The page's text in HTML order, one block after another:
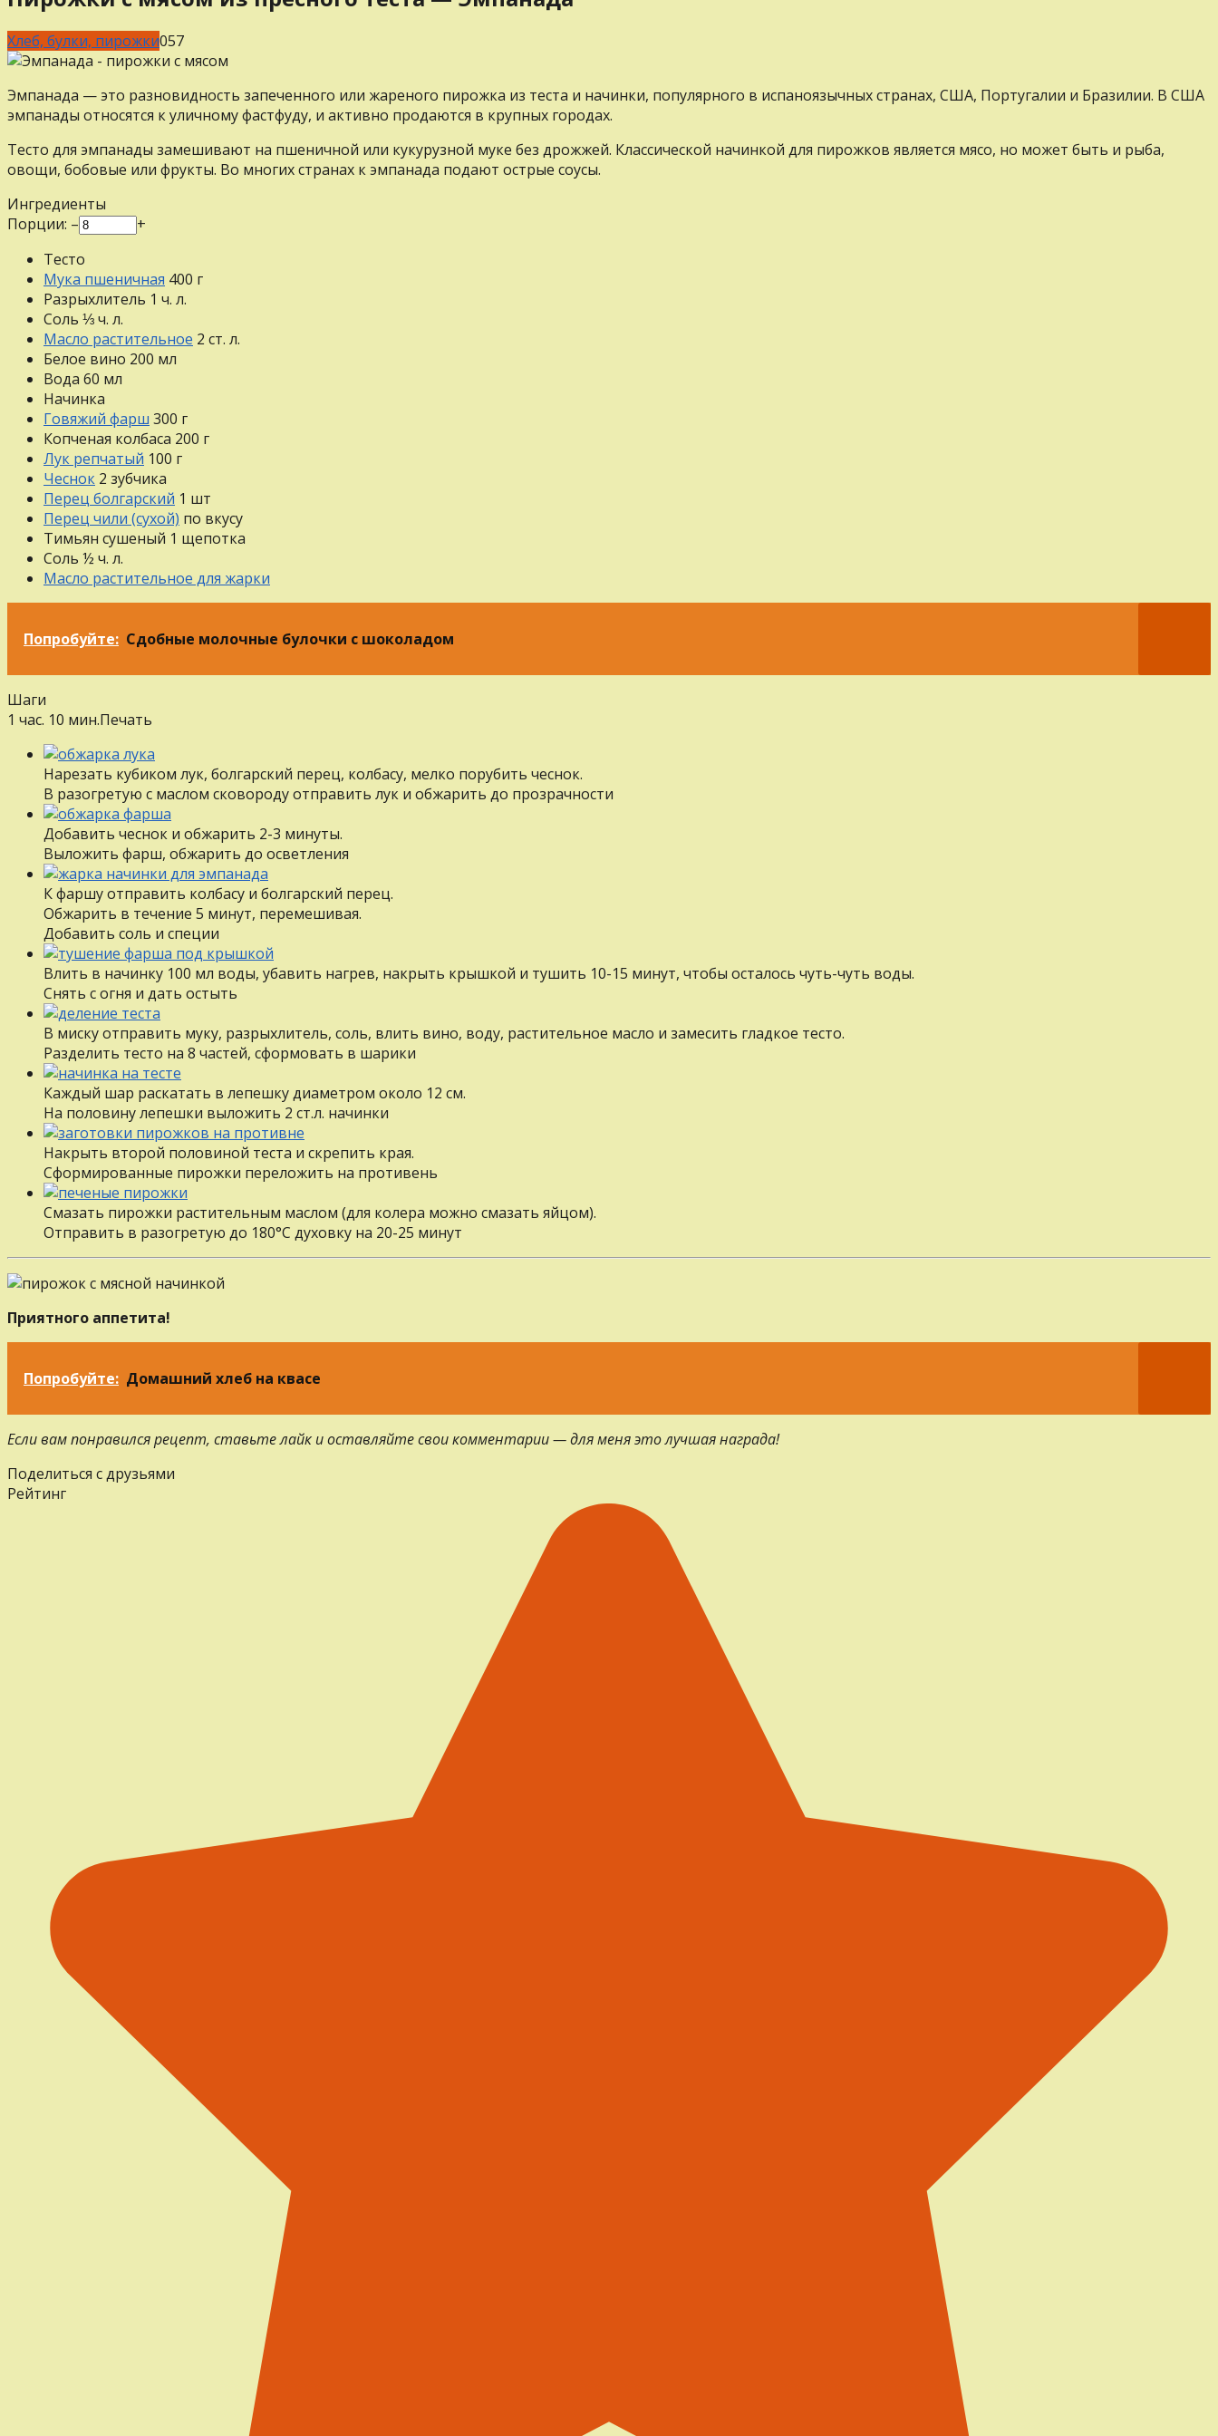
Хлеб, булки, пирожки057
Эмпанада — это разновидность запеченного или жареного пирожка из теста и начинки, популярного в испаноязычных странах, США, Португалии и Бразилии. В США
эмпанады относятся к уличному фастфуду, и активно продаются в крупных городах.
Тесто для эмпанады замешивают на пшеничной или кукурузной муке без дрожжей. Классической начинкой для пирожков является мясо, но может быть и рыба,
овощи, бобовые или фрукты. Во многих странах к эмпанада подают острые соусы.
Ингредиенты
Порции: –
+
Тесто
Мука пшеничная 400 г
Разрыхлитель 1 ч. л.
Соль ⅓ч. л.
Масло растительное 2 ст. л.
Белое вино 200 мл
Вода 60 мл
Начинка
Говяжий фарш 300 г
Копченая колбаса 200 г
Лук репчатый 100 г
Чеснок 2 зубчика
Перец болгарский 1 шт
Перец чили (сухой) по вкусу
Тимьян сушеный 1 щепотка
Соль ½ ч. л.
Масло растительное для жарки
Попробуйте: Сдобные молочные булочки с шоколадом
Шаги
1 час. 10 мин.Печать
Нарезать кубиком лук, болгарский перец, колбасу, мелко порубить чеснок.
В разогретую с маслом сковороду отправить лук и обжарить до прозрачности
Добавить чеснок и обжарить 2-3 минуты.
Выложить фарш, обжарить до осветления
К фаршу отправить колбасу и болгарский перец.
Обжарить в течение 5 минут, перемешивая.
Добавить соль и специи
Влить в начинку 100 мл воды, убавить нагрев, накрыть крышкой и тушить 10-15 минут, чтобы осталось чуть-чуть воды.
Снять с огня и дать остыть
В миску отправить муку, разрыхлитель, соль, влить вино, воду, растительное масло и замесить гладкое тесто.
Разделить тесто на 8 частей, сформовать в шарики
Каждый шар раскатать в лепешку диаметром около 12 см.
На половину лепешки выложить 2 ст.л. начинки
Накрыть второй половиной теста и скрепить края.
Сформированные пирожки переложить на противень
Смазать пирожки растительным маслом (для колера можно смазать яйцом).
Отправить в разогретую до 180°С духовку на 20-25 минут
Приятного аппетита!
Попробуйте: Домашний хлеб на квасе
Если вам понравился рецепт, ставьте лайк и оставляйте свои комментарии — для меня это лучшая награда!
Поделиться с друзьями
Рейтинг